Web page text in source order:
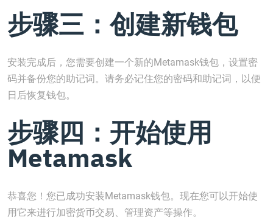
步骤三：创建新钱包
安装完成后，您需要创建一个新的Metamask钱包，设置密
码并备份您的助记词。请务必记住您的密码和助记词，以便
日后恢复钱包。
步骤四：开始使用
Metamask
恭喜您！您已成功安装Metamask钱包。现在您可以开始使
用它来进行加密货币交易、管理资产等操作。